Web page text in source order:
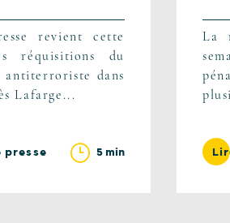
revient cette
réquisitions du
antiterroriste dans
Lafarge...
presse 5 min
La